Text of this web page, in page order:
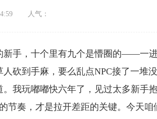
人气：
新手，十个里有九个是懵圈的——一
人砍到手麻，要么乱点NPC接了一堆
。我玩嘟嘟快六年了，见过太多新手
节奏，才是拉开差距的关键。今天